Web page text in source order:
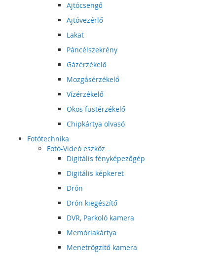
Ajtócsengő
Ajtóvezérlő
Lakat
Páncélszekrény
Gázérzékelő
Mozgásérzékelő
Vízérzékelő
Okos füstérzékelő
Chipkártya olvasó
Fotótechnika
Fotó-Videó eszköz
Digitális fényképezőgép
Digitális képkeret
Drón
Drón kiegészítő
DVR, Parkoló kamera
Memóriakártya
Menetrögzítő kamera